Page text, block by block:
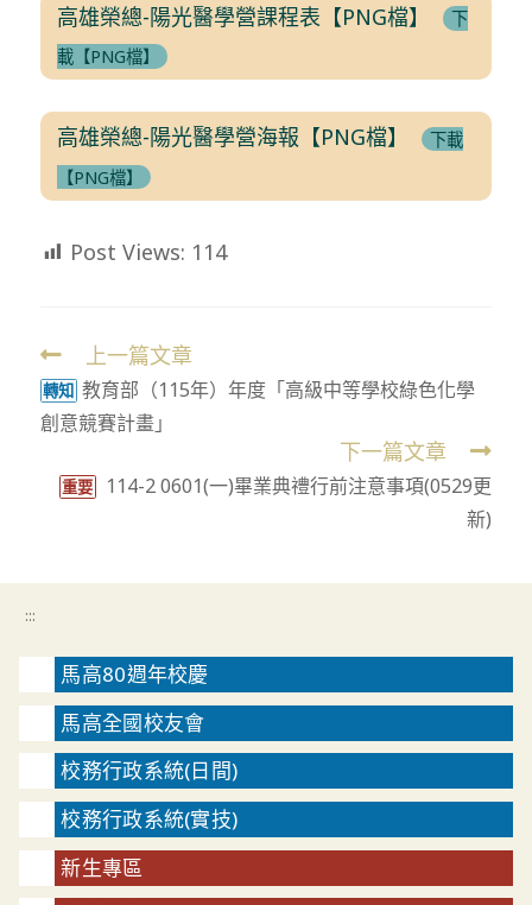
高雄榮總-陽光醫學營課程表【PNG檔】
下
載【PNG檔】
高雄榮總-陽光醫學營海報【PNG檔】
下載
【PNG檔】
Post Views: 114
Read
more
articles
上一篇文章
轉知 教育部（115年）年度「高級中等學校綠色化學
創意競賽計畫」
下一篇文章
重要
114-2 0601(一)畢業典禮行前注意事項(0529更
新)
:::
馬高80週年校慶
馬高全國校友會
校務行政系統(日間)
校務行政系統(實技)
新生專區